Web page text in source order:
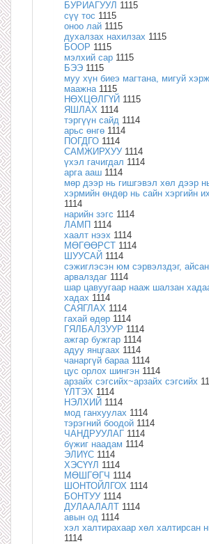
БУРИАГУУЛ 1115
сүү тос 1115
оноо лай 1115
духалзах нахилзах 1115
БООР 1115
мэлхий сар 1115
БЭЭ 1115
муу хүн биеэ магтана, мигуй
маажна 1115
НӨХЦӨЛГҮЙ 1115
ЯШЛАХ 1114
тэргүүн сайд 1114
арьс өнгө 1114
ПОГДГО 1114
САМЖИРХУУ 1114
үхэл гачигдал 1114
арга ааш 1114
мөр дээр нь гишгэвэл хөл дээр
хэрмийн өндөр нь сайн хэргийн
1114
нарийн зэгс 1114
ЛАМП 1114
хаалт нээх 1114
МӨГӨӨРСТ 1114
ШУУСАЙ 1114
сэжиглэсэн юм сэрвэлздэг,
арвалздаг 1114
шар цавуугаар нааж шалзан
хадах 1114
САЯГЛАХ 1114
гахай өдөр 1114
ГЯЛБАЛЗУУР 1114
ажгар бужгар 1114
адуу янцгаах 1114
чанаргүй бараа 1114
цус орлох шингэн 1114
арзайх сэгсийх~арзайх сэгсийх
ҮЛТЭХ 1114
НЭЛХИЙ 1114
мод ганхуулах 1114
тэрэгний боодой 1114
ЧАНДРУУЛАГ 1114
бүжиг наадам 1114
ЭЛИҮС 1114
ХЭСҮҮЛ 1114
МӨШГӨГЧ 1114
ШОНТОЙЛГОХ 1114
БОНТУУ 1114
ДУЛААЛАЛТ 1114
авын од 1114
хэл халтирахаар хөл халтирсан
1114